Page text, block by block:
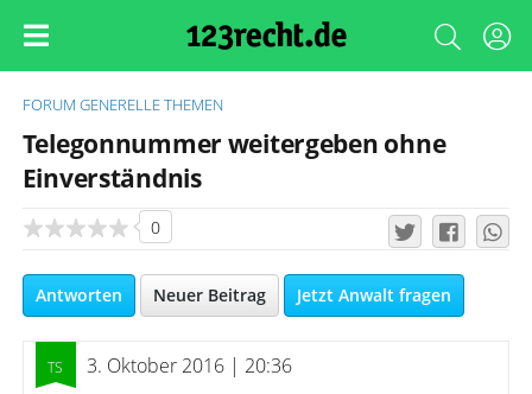
FORUM GENERELLE THEMEN
Telegonnummer weitergeben ohne
Einverständnis
0
Antworten Neuer Beitrag Jetzt Anwalt fragen
3. Oktober 2016 | 20:36